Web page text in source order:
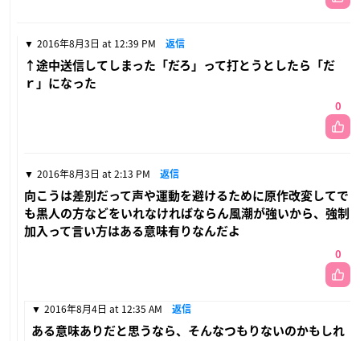
2016年8月3日 at 12:39 PM 返信
↑途中送信してしまった「だろ」って打とうとしたら「だ
ｒ」になった
0
2016年8月3日 at 2:13 PM 返信
向こうは差別だって声や運動を避けるために原作改変してで
も黒人の方などをいれなければならん風潮が強いから、強制
加入って言い方はある意味有りなんだよ
0
2016年8月4日 at 12:35 AM 返信
ある意味ありだと思うなら、そんなつもりないのかもしれ